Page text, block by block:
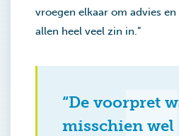
vroegen elkaar om advies en
allen heel veel zin in.”
“De voorpret
misschien wel